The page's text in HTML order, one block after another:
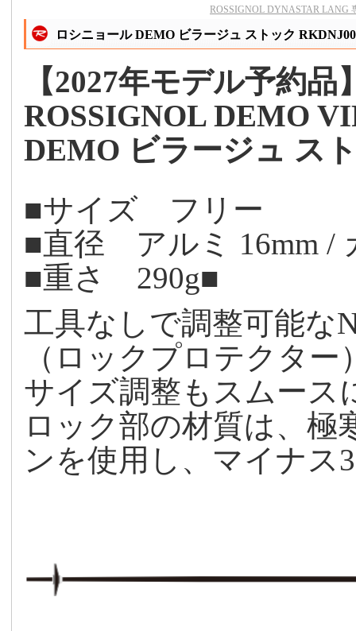
ROSSIGNOL DYNASTAR LANG
ロシニョール DEMO ビラージュ ストック
【2027年モデル予約品
ROSSIGNOL DEMO
DEMO ビラージュ ス
■サイズ フリー
■直径 アルミ 16mm /
■重さ 290g■
工具なしで調整可能な
（ロックプロテクター
サイズ調整もスムース
ロック部の材質は、極
ンを使用し、マイナ